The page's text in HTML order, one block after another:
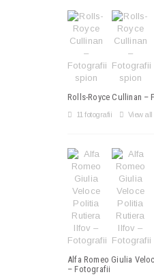
Rolls-Royce Cullinan –
11 fotografii View all
Alfa Romeo Giulia
– Fotografii